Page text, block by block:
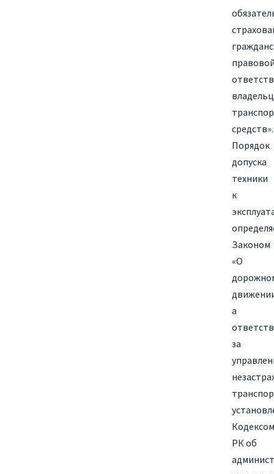
средств».
Порядок
допуска
техники
к
Законом
«О
а
за
Кодексом
РК об